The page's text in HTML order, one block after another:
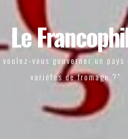
Le
voulez-vous gouverner un
variétés de fromage ?"